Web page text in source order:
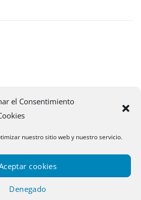
el Consentimiento
nuestro sitio web y nuestro servicio.
cookies
Denegado
518